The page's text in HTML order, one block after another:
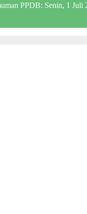
PPDB: Senin, 1 Juli